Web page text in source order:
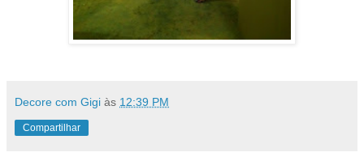
Decore com Gigi às 12:39 PM
Compartilhar